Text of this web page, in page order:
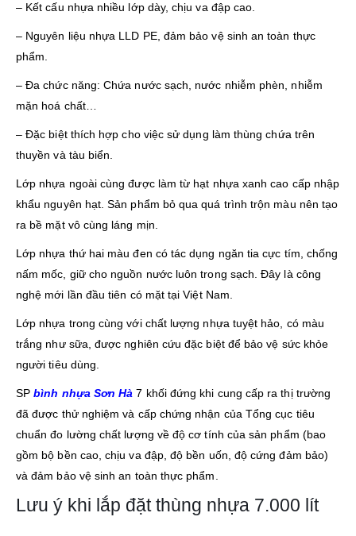
– Kết cấu nhựa nhiều lớp dày, chịu va đập cao.
– Nguyên liệu nhựa LLD PE, đảm bảo vệ sinh an toàn thực
phẩm.
– Đa chức năng: Chứa nước sạch, nước nhiễm phèn, nhiễm
mặn hoá chất…
– Đặc biệt thích hợp cho việc sử dụng làm thùng chứa trên
thuyền và tàu biển.
Lớp nhựa ngoài cùng được làm từ hạt nhựa xanh cao cấp nhập
khẩu nguyên hạt. Sản phẩm bỏ qua quá trình trộn màu nên tạo
ra bề mặt vô cùng láng mịn.
Lớp nhựa thứ hai màu đen có tác dụng ngăn tia cực tím, chống
nấm mốc, giữ cho nguồn nước luôn trong sạch. Đây là công
nghệ mới lần đầu tiên có mặt tại Việt Nam.
Lớp nhựa trong cùng với chất lượng nhựa tuyệt hảo, có màu
trắng như sữa, được nghiên cứu đặc biệt để bảo vệ sức khỏe
người tiêu dùng.
SPbình nhựa Sơn Hà 7 khối đứng khi cung cấp ra thị trường
đã được thử nghiệm và cấp chứng nhận của Tổng cục tiêu
chuẩn đo lường chất lượng về độ cơ tính của sản phẩm (bao
gồm bộ bền cao, chịu va đập, độ bền uốn, độ cứng đảm bảo)
và đảm bảo vệ sinh an toàn thực phẩm.
Lưu ý khi lắp đặt thùng nhựa 7.000 lít